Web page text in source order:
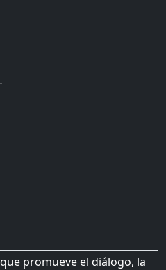
promueve el diálogo, la